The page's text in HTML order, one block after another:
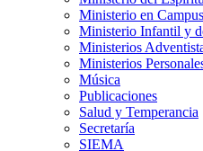
Ministerio en
Ministerio Infantil y
Ministerios
Ministerios
Música
Publicaciones
Salud y Temperancia
Secretaría
SIEMA